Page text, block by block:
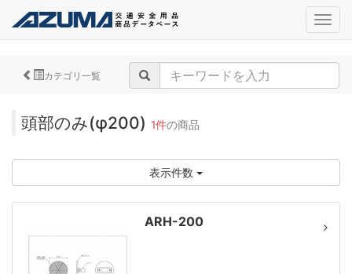
カテゴリ一覧
頭部のみ(φ200) 1件の商品
表示件数
ARH-200